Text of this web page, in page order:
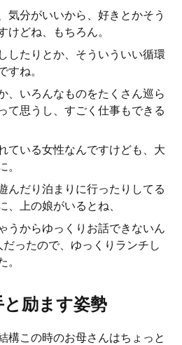
気分がいいから、好きとかそう
けどね、もちろん。
したりとか、そういういい循環
すね。
、いろんなものをたくさん巡ら
て思うし、すごく仕事もできる
ている女性なんですけども、大
。
んだり泊まりに行ったりしてる
、上の娘がいるとね、
うからゆっくりお話できないん
ったので、ゆっくりランチし
。
励ます姿勢
構この時のお母さんはちょっと